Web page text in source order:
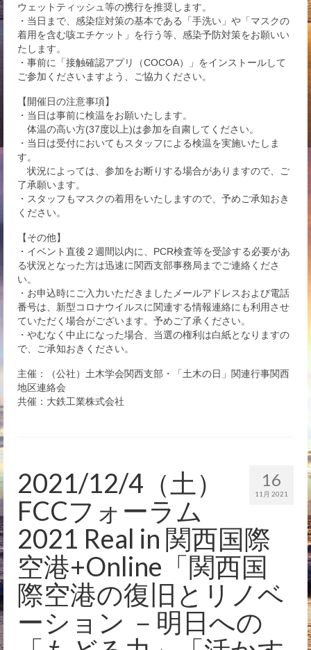
ウェットティッシュ等の携行を推奨します。
・当日まで、感染症対策の基本である「手洗い」や「マスクの
着用を含む咳エチケット」を行う等、感染予防対策をお願いい
たします。
・事前に「接触確認アプリ（COCOA）」をインストールして
ご参加くださいますよう、ご協力ください。
【開催日の注意事項】
・当日は事前に検温をお願いたします。
体温の高い方(37度以上)は参加を自粛してください。
・当日は受付においてもスタッフによる検温を実施いたしま
す。
状況によっては、参加をお断りする場合がありますので、ご
了承願います。
・スタッフもマスクの着用をいたしますので、予めご承知おき
ください。
【その他】
・イベント直後２週間以内に、PCR検査等を受診する必要があ
る状況となった方は迅速に関西支部事務局までご連絡くださ
い。
・お申込時にご入力いただきましたメールアドレスおよび電話
番号は、新型コロナウイルスに関連する情報連絡にも利用させ
ていただく場合がございます。予めご了承ください。
・やむなく中止になった場合、当選の権利は白紙となりますの
で、ご承知おきください。
主催：（公社）土木学会関西支部・「土木の日」関連行事関西
地区連絡会
共催：大鉄工業株式会社
16
11月 2021
2021/12/4（土）
FCCフォーラム
2021 Real in 関西国際
空港+Online「関西国
際空港の復旧とリノベ
ーション －明日への